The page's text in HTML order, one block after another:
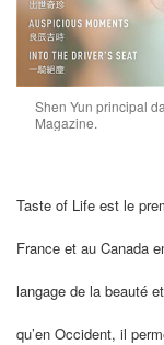
Shen Yun principal
Magazine.
Taste of Life est le
France et au Canada
langage de la beauté
qu’en Occident, il